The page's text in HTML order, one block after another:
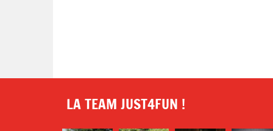
LA TEAM JUST4FUN !